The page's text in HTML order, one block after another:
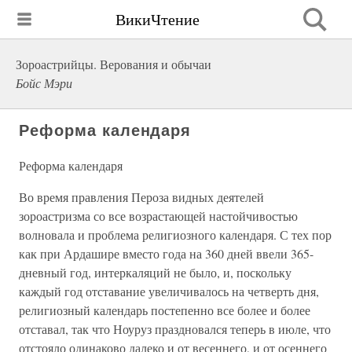
ВикиЧтение
Зороастрийцы. Верования и обычаи
Бойс Мэри
Реформа календаря
Реформа календаря
Во время правления Пероза видных деятелей
зороастризма со все возрастающей настойчивостью
волновала и проблема религиозного календаря. С тех пор
как при Ардашире вместо года на 360 дней ввели 365-
дневный год, интеркаляций не было, и, поскольку
каждый год отставание увеличивалось на четверть дня,
религиозный календарь постепенно все более и более
отставал, так что Ноуруз праздновался теперь в июле, что
отстояло одинаково далеко и от весеннего, и от осеннего